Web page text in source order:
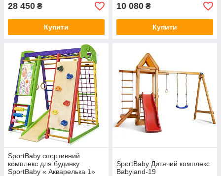
28 450 ₴
Купити
10 080 ₴
Купити
SportBaby спортивний
комплекс для будинку
SportBaby « Акварелька 1»
SportBaby Дитячий комплекс
Babyland-19